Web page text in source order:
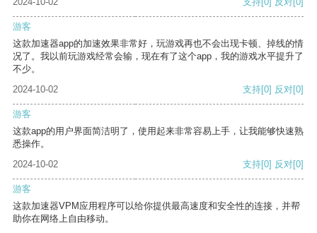
游客
这款加速器app的加速效果非常好，玩游戏再也不会出现卡顿、掉线的情
况了。我以前玩游戏经常会输，现在有了这个app，我的游戏水平提升了
不少。
2024-10-02
支持[0] 反对[0]
游客
这款app的用户界面简洁明了，使用起来非常容易上手，让我能够快速熟
悉操作。
2024-10-02
支持[0] 反对[0]
游客
这款加速器VPM应用程序可以给你提供最高速度和安全性的连接，并帮
助你在网络上自由移动。